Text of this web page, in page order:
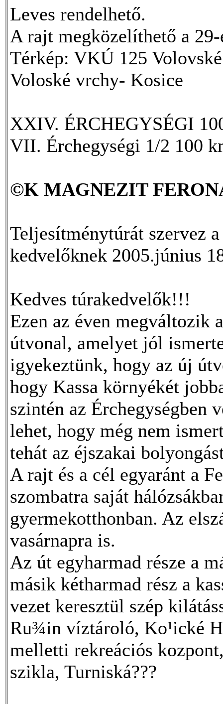
Leves rendelhető.
A rajt megközelíthető a 29-
Térkép: VKÚ 125
Voloské vrchy- Kosice
XXIV. ÉRCHEGYSÉGI
VII. Érchegységi 1/2 100
©K MAGNEZIT
Teljesítménytúrát szervez
kedvelőknek 2005.június
Kedves túrakedvelők!!!
Ezen az éven megváltozik
útvonal, amelyet jól
igyekeztünk, hogy az új
hogy Kassa környékét
szintén az Érchegységben
lehet, hogy még nem
tehát az éjszakai
A rajt és a cél egyaránt a
szombatra saját
gyermekotthonban. Az
vasárnapra is.
Az út egyharmad része a
másik kétharmad rész a
vezet keresztül szép
Ru¾in víztároló, Ko¹ické
melletti rekreációs
szikla, Turniská???